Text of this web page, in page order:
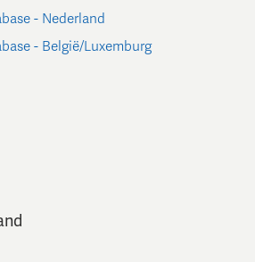
- Nederland
- België/Luxemburg